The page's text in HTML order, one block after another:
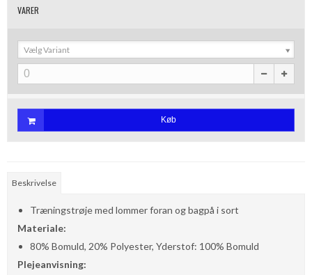
VARER
Vælg Variant
Køb
Beskrivelse
Træningstrøje med lommer foran og bagpå i sort
Materiale:
80% Bomuld, 20% Polyester, Yderstof: 100% Bomuld
Plejeanvisning: